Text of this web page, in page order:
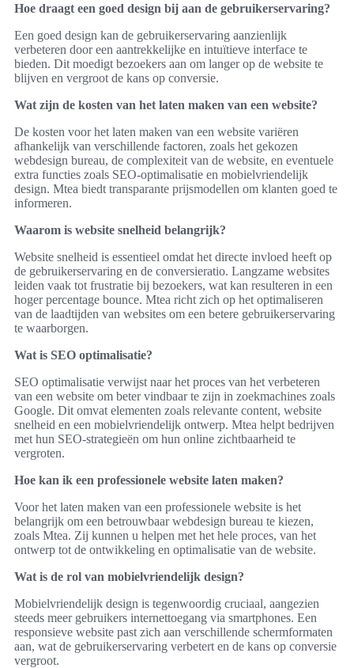
Hoe draagt een goed design bij aan de gebruikerservaring?
Een goed design kan de gebruikerservaring aanzienlijk
verbeteren door een aantrekkelijke en intuïtieve interface te
bieden. Dit moedigt bezoekers aan om langer op de website te
blijven en vergroot de kans op conversie.
Wat zijn de kosten van het laten maken van een website?
De kosten voor het laten maken van een website variëren
afhankelijk van verschillende factoren, zoals het gekozen
webdesign bureau, de complexiteit van de website, en eventuele
extra functies zoals SEO-optimalisatie en mobielvriendelijk
design. Mtea biedt transparante prijsmodellen om klanten goed te
informeren.
Waarom is website snelheid belangrijk?
Website snelheid is essentieel omdat het directe invloed heeft op
de gebruikerservaring en de conversieratio. Langzame websites
leiden vaak tot frustratie bij bezoekers, wat kan resulteren in een
hoger percentage bounce. Mtea richt zich op het optimaliseren
van de laadtijden van websites om een betere gebruikerservaring
te waarborgen.
Wat is SEO optimalisatie?
SEO optimalisatie verwijst naar het proces van het verbeteren
van een website om beter vindbaar te zijn in zoekmachines zoals
Google. Dit omvat elementen zoals relevante content, website
snelheid en een mobielvriendelijk ontwerp. Mtea helpt bedrijven
met hun SEO-strategieën om hun online zichtbaarheid te
vergroten.
Hoe kan ik een professionele website laten maken?
Voor het laten maken van een professionele website is het
belangrijk om een betrouwbaar webdesign bureau te kiezen,
zoals Mtea. Zij kunnen u helpen met het hele proces, van het
ontwerp tot de ontwikkeling en optimalisatie van de website.
Wat is de rol van mobielvriendelijk design?
Mobielvriendelijk design is tegenwoordig cruciaal, aangezien
steeds meer gebruikers internettoegang via smartphones. Een
responsieve website past zich aan verschillende schermformaten
aan, wat de gebruikerservaring verbetert en de kans op conversie
vergroot.